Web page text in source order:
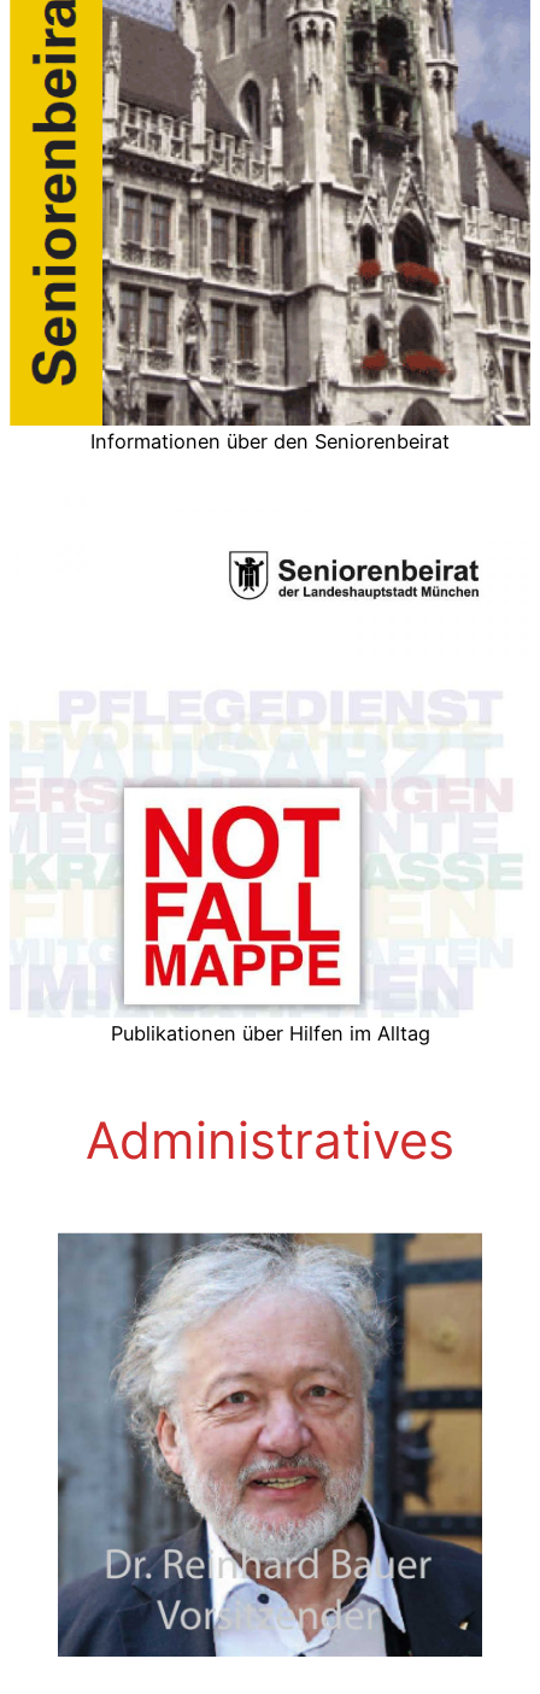
Informationen über den Seniorenbeirat
Publikationen über Hilfen im Alltag
Administratives